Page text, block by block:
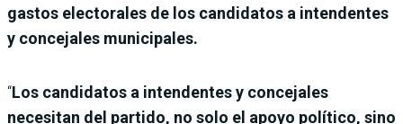
gastos electorales de los candidatos a intendentes
y concejales municipales.
“Los candidatos a intendentes y concejales
necesitan del partido, no solo el apoyo político, sino